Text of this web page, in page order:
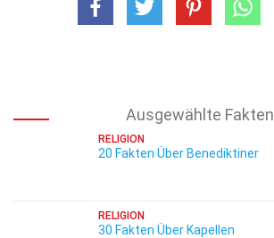
Ausgewählte Fakten
RELIGION
20 Fakten Über Benediktiner
RELIGION
30 Fakten Über Kapellen